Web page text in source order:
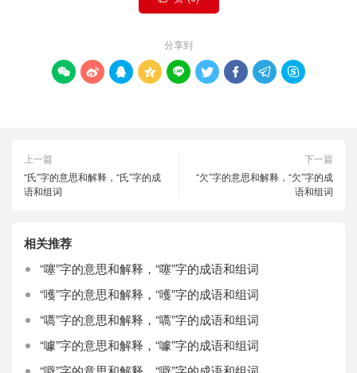
分享到
        
上一篇
“氏”字的意思和解释，“氏”字的成
语和组词
下一篇
“欠”字的意思和解释，“欠”字的成
语和组词
相关推荐
“噻”字的意思和解释，“噻”字的成语和组词
“嚄”字的意思和解释，“嚄”字的成语和组词
“嚆”字的意思和解释，“嚆”字的成语和组词
“噱”字的意思和解释，“噱”字的成语和组词